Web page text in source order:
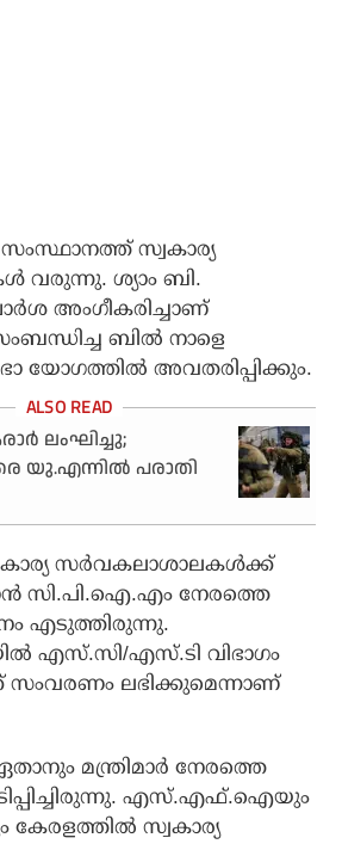
സ്വകാര്യ
വരുന്നു. ശ്യാം ബി.
അംഗീകരിച്ചാണ്
ബില്‍ നാളെ
യോഗത്തില്‍ അവതരിപ്പിക്കും.
ലംഘിച്ചു;
യു.എന്നില്‍ പരാതി
സര്‍വകലാശാലകള്‍ക്ക്
സി.പി.ഐ.എം നേരത്തെ
എടുത്തിരുന്നു.
എസ്.സി/എസ്.ടി വിഭാഗം
സംവരണം ലഭിക്കുമെന്നാണ്
മന്ത്രിമാര്‍ നേരത്തെ
എസ്.എഫ്.ഐയും
സ്വകാര്യ